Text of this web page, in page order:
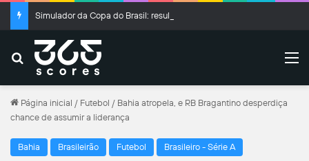
Simulador da Copa do Brasil: resultados das oitavas de final
Buscar
Página inicial / Futebol / Bahia atropela, e RB Bragantino desperdiça
chance de assumir a liderança
Bahia Brasileirão Futebol Brasileiro - Série A